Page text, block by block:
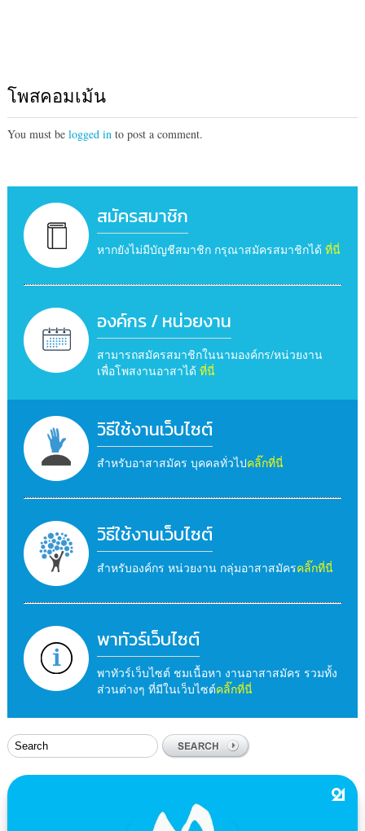
โพสคอมเม้น
You must be logged into post a comment.
สมัครสมาชิก
หากยังไม่มีบัญชีสมาชิก กรุณาสมัครสมาชิกได้ ที่นี่
องค์กร / หน่วยงาน
สามารถสมัครสมาชิกในนามองค์กร/หน่วยงาน
เพื่อโพสงานอาสาได้ ที่นี่
วิธีใช้งานเว็บไซต์
สำหรับอาสาสมัคร บุคคลทั่วไปคลิ๊กที่นี่
วิธีใช้งานเว็บไซต์
สำหรับองค์กร หน่วยงาน กลุ่มอาสาสมัครคลิ๊กที่นี่
พาทัวร์เว็บไซต์
พาทัวร์เว็บไซต์ ชมเนื้อหา งานอาสาสมัคร รวมทั้ง
ส่วนต่างๆ ที่มีในเว็บไซต์คลิ๊กที่นี่